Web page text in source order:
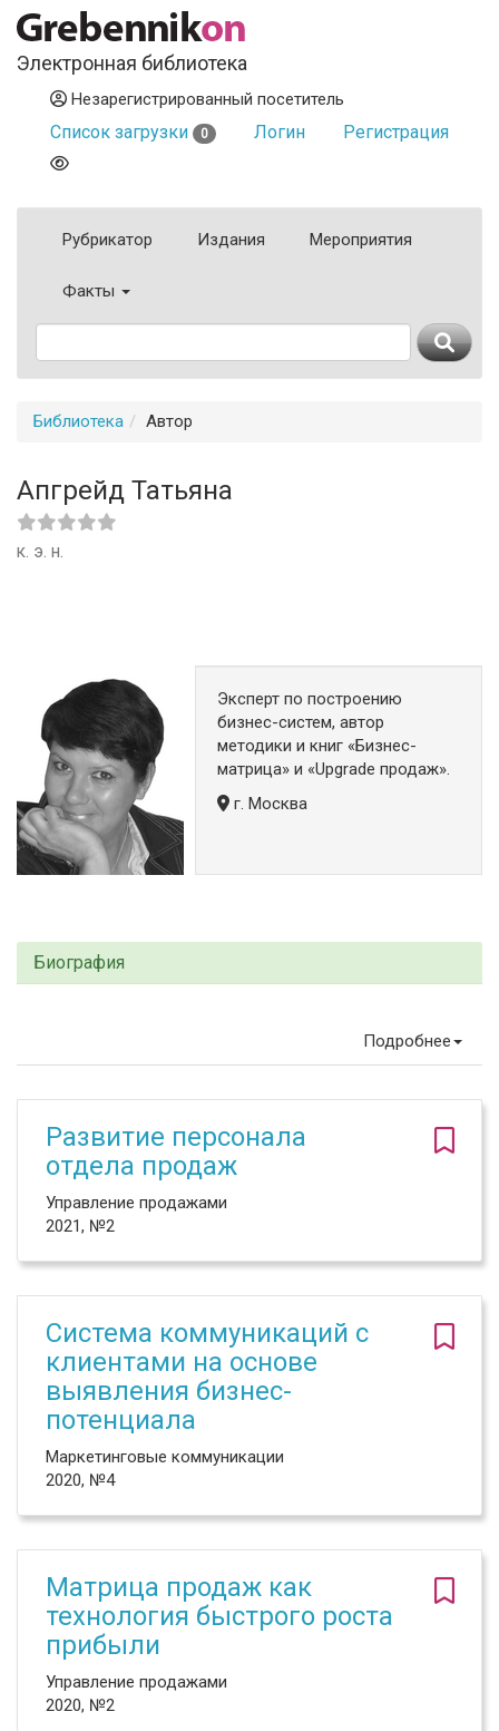
Электронная библиотека
Незарегистрированный посетитель
Список загрузки 0 Логин Регистрация
Рубрикатор Издания Мероприятия
Факты
Библиотека Автор
Апгрейд Татьяна
к. э. н.
Эксперт по построению
бизнес-систем, автор
методики и книг «Бизнес-
матрица» и «Upgrade продаж».
г. Москва
Биография
Подробнее
Развитие персонала
отдела продаж
Управление продажами
2021, №2
Система коммуникаций с
клиентами на основе
выявления бизнес-
потенциала
Маркетинговые коммуникации
2020, №4
Матрица продаж как
технология быстрого роста
прибыли
Управление продажами
2020, №2